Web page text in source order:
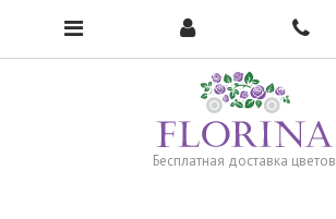
Бесплатная доставка цветов
Чтобы открыть меню, нажмите сюда →